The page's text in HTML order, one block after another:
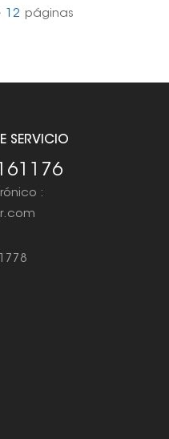
12 Páginas
SERVICIO
: